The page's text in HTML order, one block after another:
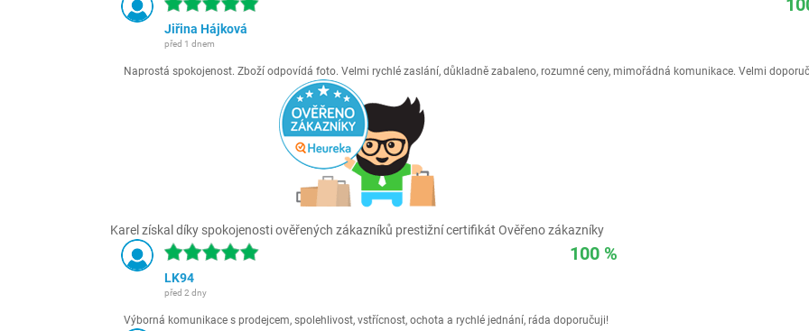
Jiřina Hájková
před 1 dnem
Naprostá spokojenost. Zboží odpovídá foto. Velmi rychlé zaslání, důkladně zabaleno, rozumné ceny, mimořádná komunikace. Velmi
Karel získal díky spokojenosti ověřených zákazníků prestižní certifikát Ověřeno zákazníky
100 %
LK94
před 2 dny
Výborná komunikace s prodejcem, spolehlivost, vstřícnost, ochota a rychlé jednání, ráda doporučuji!